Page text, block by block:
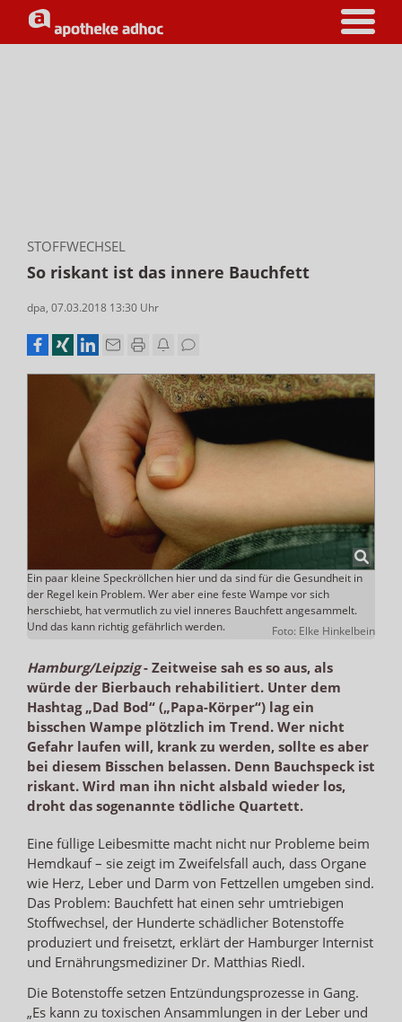
STOFFWECHSEL
So riskant ist das innere Bauchfett
dpa, 07.03.2018 13:30 Uhr
Ein paar kleine Speckröllchen hier und da sind für die Gesundheit in
der Regel kein Problem. Wer aber eine feste Wampe vor sich
herschiebt, hat vermutlich zu viel inneres Bauchfett angesammelt.
Und das kann richtig gefährlich werden.
Foto: Elke Hinkelbein
Hamburg/Leipzig- Zeitweise sah es so aus, als
würde der Bierbauch rehabilitiert. Unter dem
Hashtag „Dad Bod“ („Papa-Körper“) lag ein
bisschen Wampe plötzlich im Trend. Wer nicht
Gefahr laufen will, krank zu werden, sollte es aber
bei diesem Bisschen belassen. Denn Bauchspeck ist
riskant. Wird man ihn nicht alsbald wieder los,
droht das sogenannte tödliche Quartett.
Eine füllige Leibesmitte macht nicht nur Probleme beim
Hemdkauf – sie zeigt im Zweifelsfall auch, dass Organe
wie Herz, Leber und Darm von Fettzellen umgeben sind.
Das Problem: Bauchfett hat einen sehr umtriebigen
Stoffwechsel, der Hunderte schädlicher Botenstoffe
produziert und freisetzt, erklärt der Hamburger Internist
und Ernährungsmediziner Dr. Matthias Riedl.
Die Botenstoffe setzen Entzündungsprozesse in Gang.
„Es kann zu toxischen Ansammlungen in der Leber und